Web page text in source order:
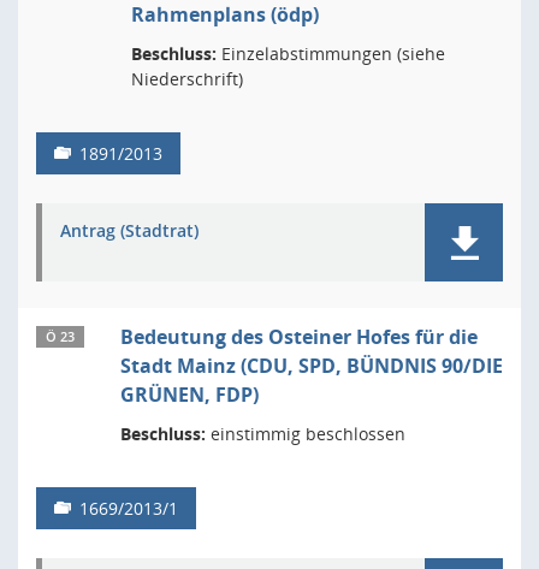
Rahmenplans (ödp)
Beschluss: Einzelabstimmungen (siehe
Niederschrift)
1891/2013
Antrag (Stadtrat)
Ö 23
Bedeutung des Osteiner Hofes für die
Stadt Mainz (CDU, SPD, BÜNDNIS 90/DIE
GRÜNEN, FDP)
Beschluss: einstimmig beschlossen
1669/2013/1